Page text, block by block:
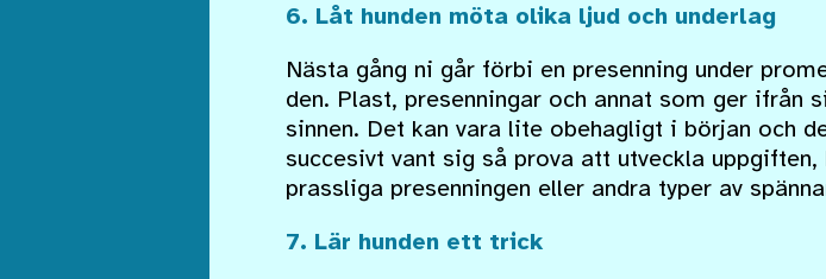
6. Låt hunden möta olika ljud och underlag
Nästa gång ni går förbi en presenning under
den. Plast, presenningar och annat som ger ifrån
sinnen. Det kan vara lite obehagligt i början och
succesivt vant sig så prova att utveckla
prassliga presenningen eller andra typer av
7. Lär hunden ett trick